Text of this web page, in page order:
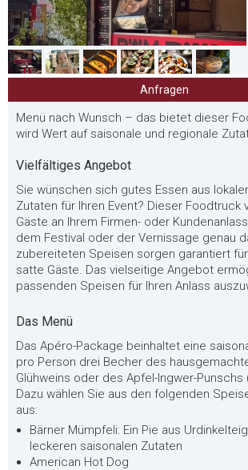
Anfragen
Menü nach Wunsch – das bietet dieser
wird Wert auf saisonale und regionale
Vielfältiges Angebot
Sie wünschen sich gutes Essen aus
Zutaten für Ihren Event? Dieser Foodtruck
Gäste an Ihrem Firmen- oder
dem Festival oder der Vernissage genau
zubereiteten Speisen sorgen garantiert
satte Gäste. Das vielseitige Angebot
passenden Speisen für Ihren Anlass
Das Menü
Das Apéro-Package beinhaltet eine
pro Person drei Becher des
Glühweins oder des Apfel-Ingwer-Punschs
Dazu wählen Sie aus den folgenden
aus:
Bärner Mümpfeli: Ein Pie aus
leckeren saisonalen Zutaten
American Hot Dog